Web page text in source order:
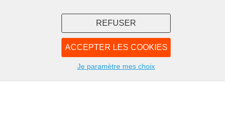
ACCEPTER LES COOKIES
REFUSER
Je paramètre mes choix
NOUS